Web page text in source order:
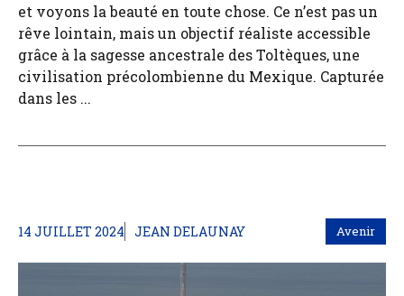
et voyons la beauté en toute chose. Ce n’est pas un
rêve lointain, mais un objectif réaliste accessible
grâce à la sagesse ancestrale des Toltèques, une
civilisation précolombienne du Mexique. Capturée
dans les ...
14 JUILLET 2024 JEAN DELAUNAY Avenir